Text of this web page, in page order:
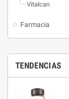
Vitalcan
Farmacia
TENDENCIAS